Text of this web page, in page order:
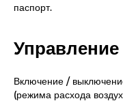
паспорт.
Управление
Включение /
(режима расхода